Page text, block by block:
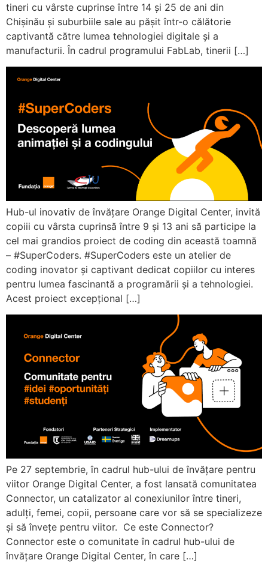
tineri cu vârste cuprinse între 14 și 25 de ani din
Chișinău și suburbiile sale au pășit într-o călătorie
captivantă către lumea tehnologiei digitale și a
manufacturii. În cadrul programului FabLab, tinerii […]
Hub-ul inovativ de învățare Orange Digital Center, invită
copiii cu vârsta cuprinsă între 9 și 13 ani să participe la
cel mai grandios proiect de coding din această toamnă
– #SuperCoders. #SuperCoders este un atelier de
coding inovator și captivant dedicat copiilor cu interes
pentru lumea fascinantă a programării și a tehnologiei.
Acest proiect excepțional […]
Pe 27 septembrie, în cadrul hub-ului de învățare pentru
viitor Orange Digital Center, a fost lansată comunitatea
Connector, un catalizator al conexiunilor între tineri,
adulți, femei, copii, persoane care vor să se specializeze
și să învețe pentru viitor. Ce este Connector?
Connector este o comunitate în cadrul hub-ului de
învățare Orange Digital Center, în care […]